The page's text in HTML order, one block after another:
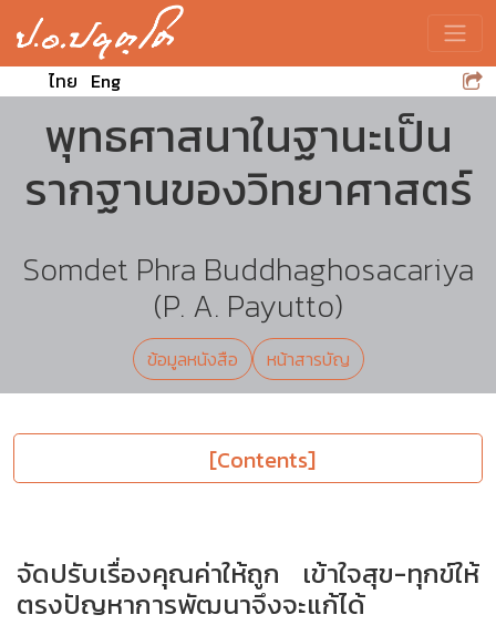
ไทย Eng
พุทธศาสนาในฐานะเป็น
รากฐานของวิทยาศาสตร์
Somdet Phra Buddhaghosacariya
(P. A. Payutto)
ข้อมูลหนังสือ หน้าสารบัญ
[Contents]
จัดปรับเรื่องคุณค่าให้ถูก เข้าใจสุข-ทุกข์ให้
ตรงปัญหาการพัฒนาจึงจะแก้ได้